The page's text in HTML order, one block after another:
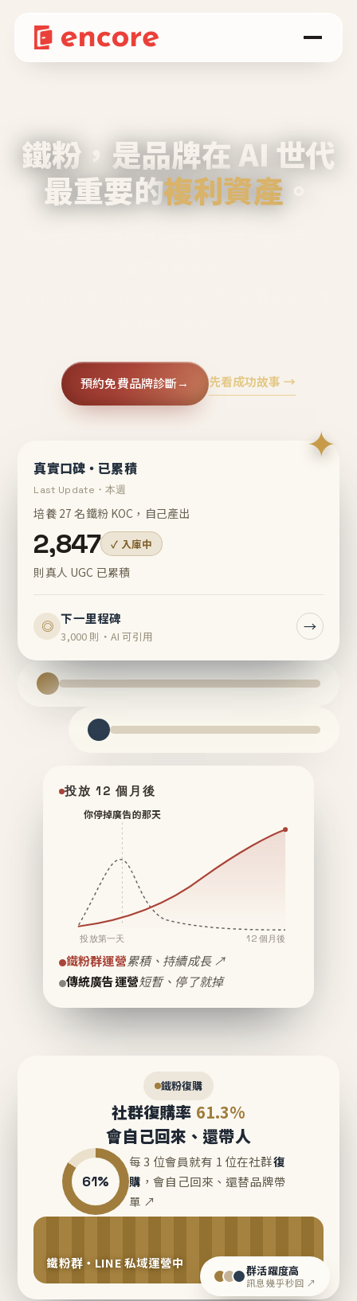
鐵粉，是品牌在 AI 世代
最重要的複利資產 。
預約免費品牌診斷→ 先看成功故事 →
✦
真實口碑・已累積
Last Update・本週
培養 27 名鐵粉 KOC，自己產出
2,847 ✓ 入庫中
則真人 UGC 已累積
◎ 下一里程碑
3,000 則・AI 可引用
→
投放 12 個月後
你停掉廣告的那天
投放第一天 12 個月後
鐵粉群運營累積、持續成長 ↗
傳統廣告運營短暫、停了就掉
鐵粉復購
社群復購率 61.3%
會自己回來、還帶人
61%
每 3 位會員就有 1 位在社群復
購 ，會自己回來、還替品牌帶
單 ↗
鐵粉群・LINE 私域運營中 群活躍度高
訊息幾乎秒回 ↗